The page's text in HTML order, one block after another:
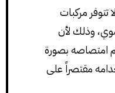
مركبات
وذلك لأن
امتصاصه بصورة
مقتصراً على